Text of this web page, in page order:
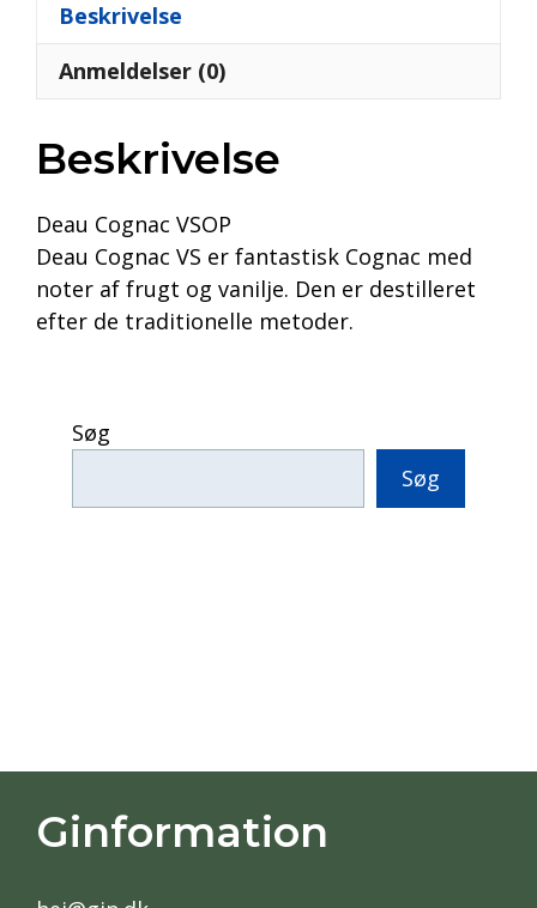
Beskrivelse
Anmeldelser (0)
Beskrivelse
Deau Cognac VSOP
Deau Cognac VS er fantastisk Cognac med
noter af frugt og vanilje. Den er destilleret
efter de traditionelle metoder.
Søg
Søg
Ginformation